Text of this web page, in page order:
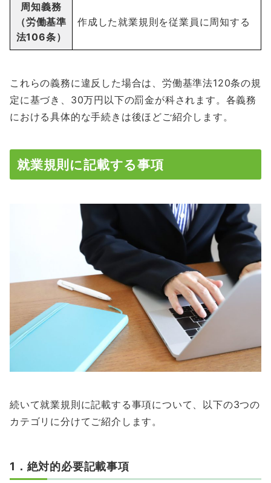
周知義務
（労働基準
法106条）
作成した就業規則を従業員に周知する
これらの義務に違反した場合は、労働基準法120条の規
定に基づき、30万円以下の罰金が科されます。各義務
における具体的な手続きは後ほどご紹介します。
就業規則に記載する事項
続いて就業規則に記載する事項について、以下の3つの
カテゴリに分けてご紹介します。
1．絶対的必要記載事項